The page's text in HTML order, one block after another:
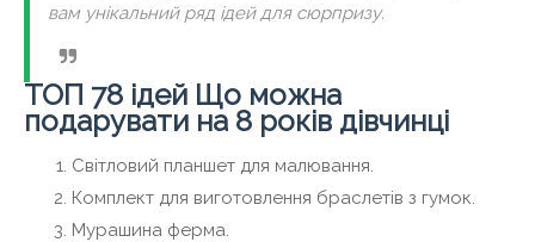
вам унікальний ряд ідей для сюрпризу.
ТОП 78 ідей Що можна
подарувати на 8 років дівчинці
Світловий планшет для малювання.
Комплект для виготовлення браслетів з гумок.
Мурашина ферма.